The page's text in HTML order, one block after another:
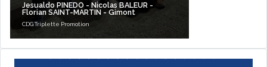
Jesualdo PINEDO - Nicolas BALEUR -
Florian SAINT-MARTIN - Gimont
CDG Triplette Promotion